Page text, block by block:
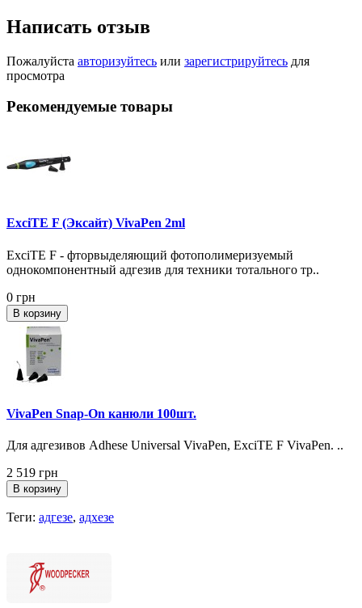
Написать отзыв
Пожалуйста авторизуйтесь или зарегистрируйтесь для
просмотра
Рекомендуемые товары
ExciTE F (Эксайт) VivaPen 2ml
ExciTE F - фторвыделяющий фотополимеризуемый
однокомпонентный адгезив для техники тотального тр..
0 грн
В корзину
VivaPen Snap-On канюли 100шт.
Для адгезивов Adhese Universal VivaPen, ExciTE F VivaPen. ..
2 519 грн
В корзину
Теги: адгезе, адхезе